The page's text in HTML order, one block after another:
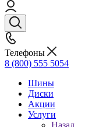
Телефоны
8 (800) 555 5054
Шины
Диски
Акции
Услуги
Назад